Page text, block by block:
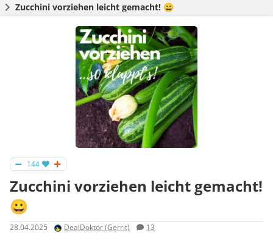
Zucchini vorziehen leicht gemacht! 😀
144
Zucchini vorziehen leicht gemacht!
😀
28.04.2025 DealDoktor (Gerrit) 13